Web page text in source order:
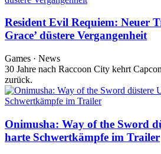
Resident Evil Requiem: Neuer
Grace’ düstere Vergangenheit
Games · News
30 Jahre nach Raccoon City kehrt
zurück.
Onimusha: Way of the Sword
harte Schwertkämpfe im Trailer